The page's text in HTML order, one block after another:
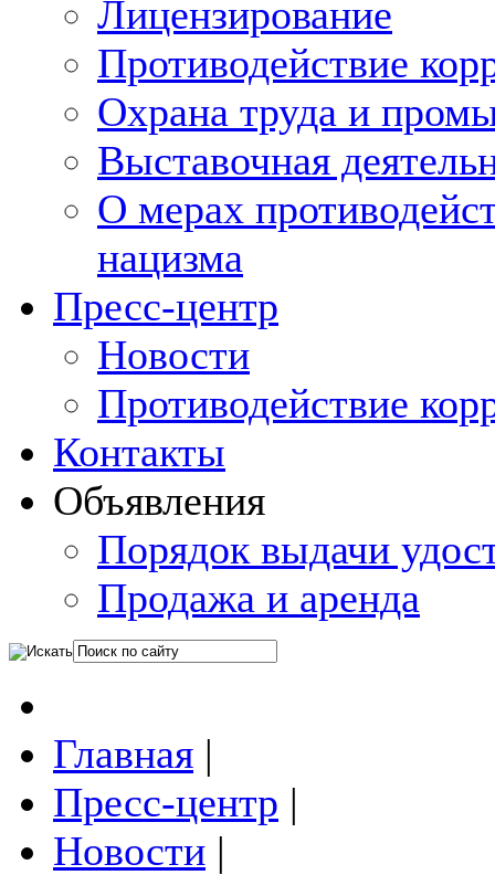
Лицензирование
Противодействие
Охрана труда и
Выставочная
О мерах
нацизма
Пресс-центр
Новости
Противодействие
Контакты
Объявления
Порядок выдачи
Продажа и аренда
Главная |
Пресс-центр |
Новости |